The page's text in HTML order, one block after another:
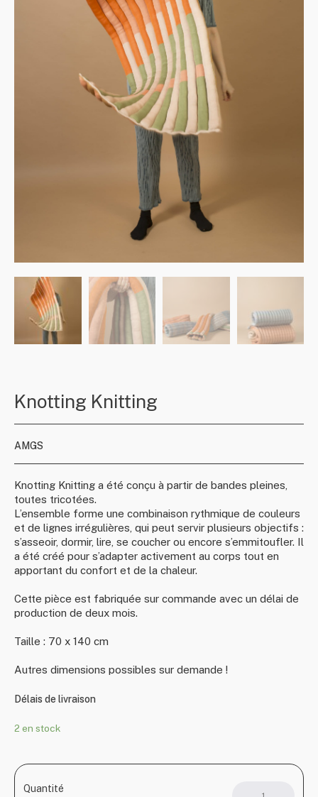
Knotting Knitting
AMGS
Knotting Knitting a été conçu à partir de bandes pleines,
toutes tricotées.
L’ensemble forme une combinaison rythmique de couleurs
et de lignes irrégulières, qui peut servir plusieurs objectifs :
s’asseoir, dormir, lire, se coucher ou encore s’emmitoufler. Il
a été créé pour s’adapter activement au corps tout en
apportant du confort et de la chaleur.
Cette pièce est fabriquée sur commande avec un délai de
production de deux mois.
Taille : 70 x 140 cm
Autres dimensions possibles sur demande !
Délais de livraison
2 en stock
Quantité